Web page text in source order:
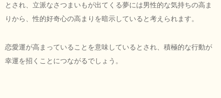
とされ、立派なさつまいもが出てくる夢には男性的な気持ちの高ま
りから、性的好奇心の高まりを暗示していると考えられます。
恋愛運が高まっていることを意味しているとされ、積極的な行動が
幸運を招くことにつながるでしょう。